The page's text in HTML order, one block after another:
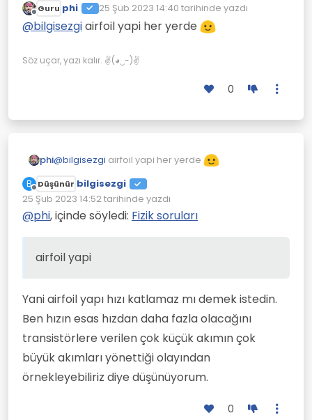
@kâfir-imam benim anlamadigim sey
25km esen ruzgar nasil oluyorda
Yelkenler hızı katlıyor.
Çevrimdışı
Guru phi 25 Şub 2023 14:40 tarihinde yazdı
Son düzenleyen:
@bilgisezgiairfoil yapi her yerde
Söz uçar, yazı kalır. ✌(◕‿-)✌
0
phi@bilgisezgi airfoil yapi her yerde
B
Çevrimdışı
Düşünür bilgisezgi
25 Şub 2023 14:52tarihinde yazdı
Son düzenleyen:
@phi, içinde söyledi: Fizik soruları
airfoil yapi
Yani airfoil yapı hızı katlamaz mı demek istedin.
Ben hızın esas hızdan daha fazla olacağını
transistörlere verilen çok küçük akımın çok
büyük akımları yönettiği olayından
örnekleyebiliriz diye düşünüyorum.
0